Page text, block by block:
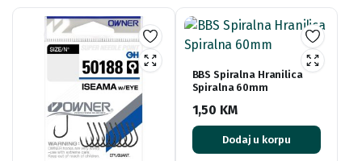
BBS Spiralna Hranilica
Spiralna 60mm
1,50 KM
Dodaj u korpu